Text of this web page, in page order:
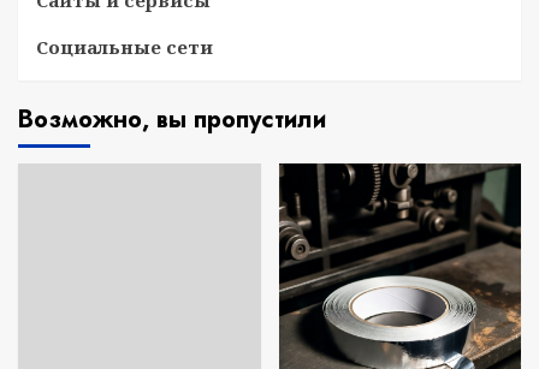
Социальные сети
Возможно, вы пропустили